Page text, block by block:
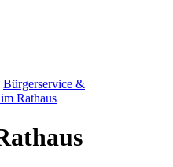
Bürgerservice &
Rathaus